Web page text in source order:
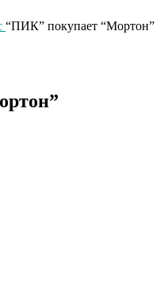
“ПИК” покупает “Мортон”